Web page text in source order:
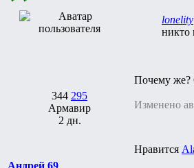
344 295
Армавир
2 дн.
lonelity
никто
Почему же?
Изменено
Нравится
Андрей 69